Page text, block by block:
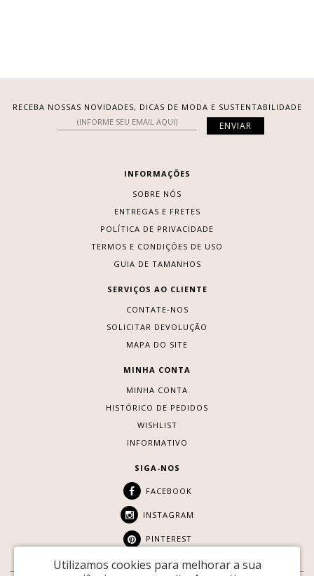
RECEBA NOSSAS NOVIDADES, DICAS DE MODA E SUSTENTABILIDADE
INFORMAÇÕES
SOBRE NÓS
ENTREGAS E FRETES
POLÍTICA DE PRIVACIDADE
TERMOS E CONDIÇÕES DE USO
GUIA DE TAMANHOS
SERVIÇOS AO CLIENTE
CONTATE-NOS
SOLICITAR DEVOLUÇÃO
MAPA DO SITE
MINHA CONTA
MINHA CONTA
HISTÓRICO DE PEDIDOS
WISHLIST
INFORMATIVO
SIGA-NOS
FACEBOOK
INSTAGRAM
PINTEREST
Utilizamos cookies para melhorar a sua